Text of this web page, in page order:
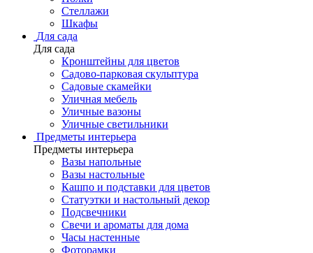
Стеллажи
Шкафы
Для сада
Для сада
Кронштейны для цветов
Садово-парковая скульптура
Садовые скамейки
Уличная мебель
Уличные вазоны
Уличные светильники
Предметы интерьера
Предметы интерьера
Вазы напольные
Вазы настольные
Кашпо и подставки для цветов
Статуэтки и настольный декор
Подсвечники
Свечи и ароматы для дома
Часы настенные
Фоторамки